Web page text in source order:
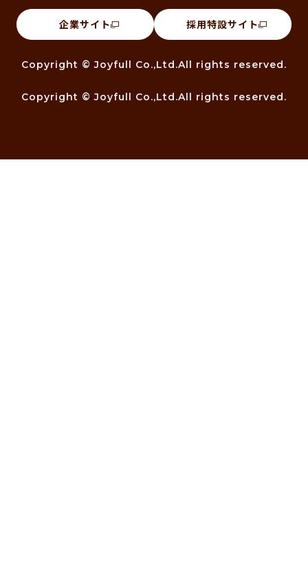
企業サイト 採用特設サイト
Copyright © Joyfull Co.,Ltd.All rights reserved.
Copyright © Joyfull Co.,Ltd.All rights reserved.